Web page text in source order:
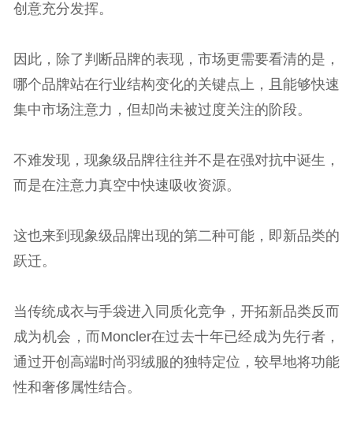
创意充分发挥。
因此，除了判断品牌的表现，市场更需要看清的是，
哪个品牌站在行业结构变化的关键点上，且能够快速
集中市场注意力，但却尚未被过度关注的阶段。
不难发现，现象级品牌往往并不是在强对抗中诞生，
而是在注意力真空中快速吸收资源。
这也来到现象级品牌出现的第二种可能，即新品类的
跃迁。
当传统成衣与手袋进入同质化竞争，开拓新品类反而
成为机会，而Moncler在过去十年已经成为先行者，
通过开创高端时尚羽绒服的独特定位，较早地将功能
性和奢侈属性结合。